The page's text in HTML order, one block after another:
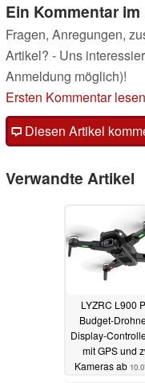
Ein Kommentar im
Fragen, Anregungen,
Artikel? - Uns
Anmeldung möglich)!
Ersten Kommentar lesen
Diesen Artikel
Verwandte Artikel
LYZRC L900
Budget-
Display-
mit GPS und
Kameras ab